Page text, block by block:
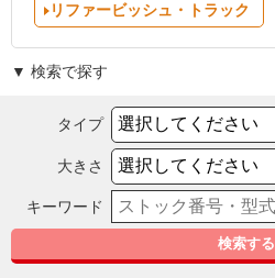
リファービッシュ・トラック
▼ 検索で探す
タイプ
大きさ
キーワード
検索する